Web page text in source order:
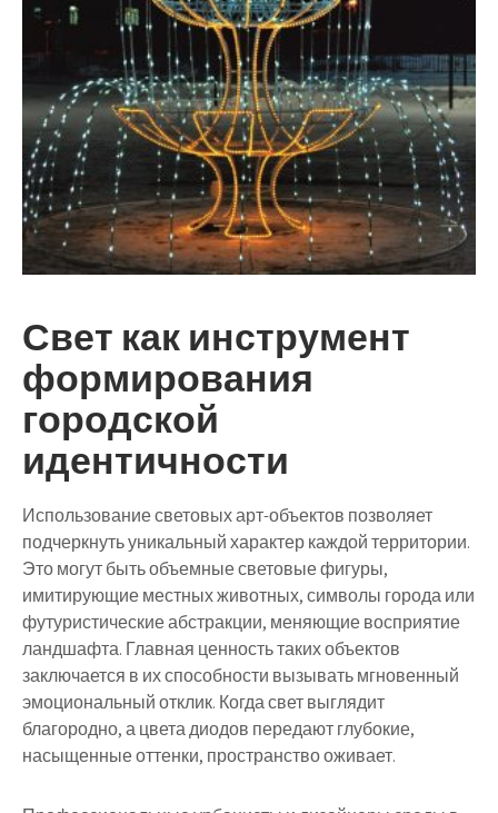
Свет как инструмент
формирования
городской
идентичности
Использование световых арт-объектов позволяет
подчеркнуть уникальный характер каждой территории.
Это могут быть объемные световые фигуры,
имитирующие местных животных, символы города или
футуристические абстракции, меняющие восприятие
ландшафта. Главная ценность таких объектов
заключается в их способности вызывать мгновенный
эмоциональный отклик. Когда свет выглядит
благородно, а цвета диодов передают глубокие,
насыщенные оттенки, пространство оживает.